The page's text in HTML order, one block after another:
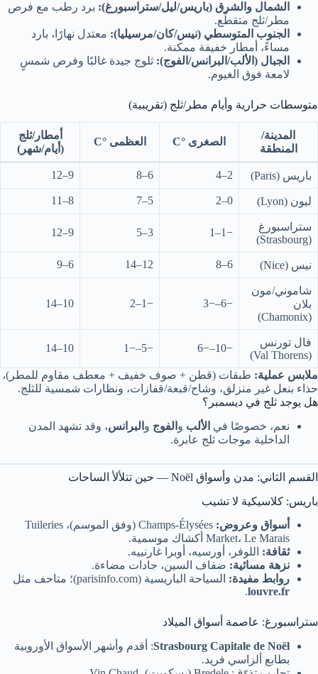
الشمال والشرق (باريس/ليل/ستراسبورغ): برد رطب مع فرص
مطر/ثلج متقطّع.
الجنوب المتوسطي (نيس/كان/مرسيليا): معتدل نهارًا، بارد
مساءً، أمطار خفيفة ممكنة.
الجبال (الألب/البرانس/الفوج): ثلوج جيدة غالبًا وفرص شمسٍ
لامعة فوق الغيوم.
متوسطات حرارية وأيام مطر/ثلج (تقريبية)
المدينة/
المنطقة
الصغرى °C العظمى °C
أمطار/ثلج
(أيام/شهر)
باريس (Paris) 2–4
6–8
9–12
ليون (Lyon) 0–2
5–7
8–11
ستراسبورغ
(Strasbourg)
−1–1
3–5
9–12
نيس (Nice) 6–8
12–14
6–9
شاموني/مون
بلان
(Chamonix)
−6–−3
−1–2
10–14
فال تورنس
(Val Thorens)
−10–−6
−5–−1
10–14
ملابس عملية: طبقات (قطن + صوف خفيف + معطف مقاوم للمطر)،
حذاء بنعل غير منزلق، وشاح/قبعة/قفازات، ونظارات شمسية للثلج.
هل يوجد ثلج في ديسمبر؟
نعم، خصوصًا في الألب و الفوج و البرانس، وقد تشهد المدن
الداخلية موجات ثلج عابرة.
القسم الثاني: مدن وأسواق Noël — حين تتلألأ الساحات
باريس: كلاسيكية لا تشيب
أسواق وعروض:
Champs-Élysées (وفق الموسم)، Tuileries
Market، Le Marais أكشاك موسمية.
ثقافة: اللوفر، أورسيه، أوبرا غارنييه.
نزهة مسائية: ضفاف السين، جادات مضاءة.
روابط مفيدة: السياحة الباريسية (parisinfo.com)؛ متاحف مثل
louvre.fr
.
ستراسبورغ: عاصمة أسواق الميلاد
Strasbourg Capitale de Noël: أقدم وأشهر الأسواق الأوروبية
بطابع ألزاسي فريد.